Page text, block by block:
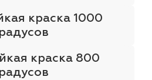
краска 1000
краска 800